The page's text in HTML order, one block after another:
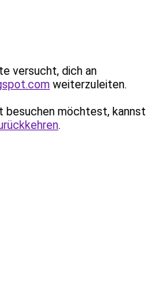
versucht, dich an
weiterzuleiten.
besuchen möchtest, kannst
.